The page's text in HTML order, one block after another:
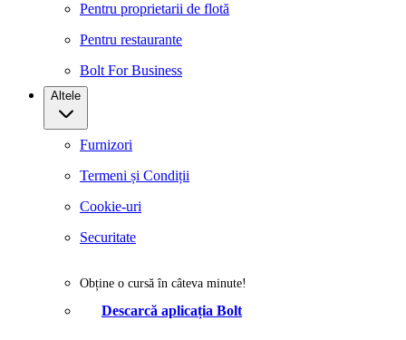
Pentru proprietarii de flotă
Pentru restaurante
Bolt For Business
Altele
Furnizori
Termeni și Condiții
Cookie-uri
Securitate
Obține o cursă în câteva minute!
Descarcă aplicația Bolt